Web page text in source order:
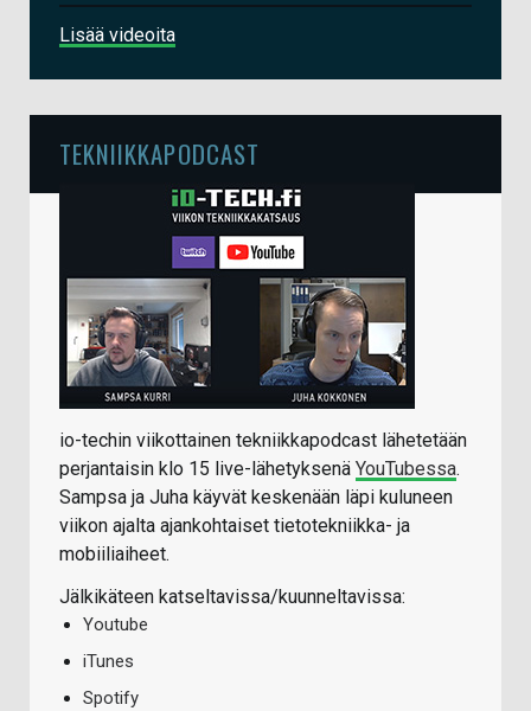
Lisää videoita
TEKNIIKKAPODCAST
io-techin viikottainen tekniikkapodcast lähetetään
perjantaisin klo 15 live-lähetyksenä YouTubessa.
Sampsa ja Juha käyvät keskenään läpi kuluneen
viikon ajalta ajankohtaiset tietotekniikka- ja
mobiiliaiheet.
Jälkikäteen katseltavissa/kuunneltavissa:
Youtube
iTunes
Spotify